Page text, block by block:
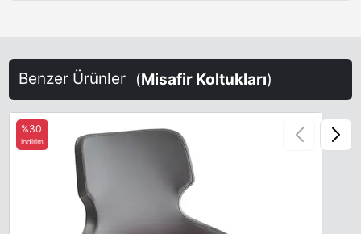
Benzer Ürünler (Misafir Koltukları)
%30
indirim